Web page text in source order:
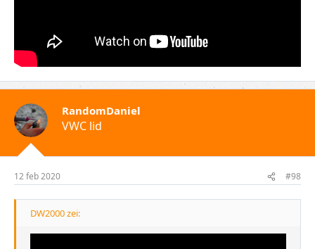
RandomDaniel
VWC lid
12 feb 2020 #98
DW2000 zei: